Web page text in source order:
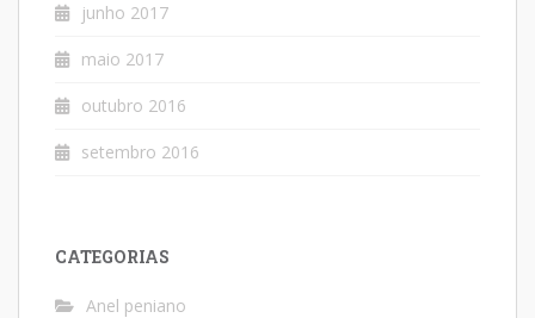
junho 2017
maio 2017
outubro 2016
setembro 2016
CATEGORIAS
Anel peniano